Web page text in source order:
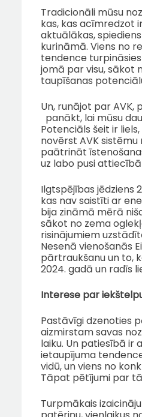
Tradicionāli mūsu
kas, kas acīmredzot
aktuālākas,
kurināmā. Viens no
tendence
jomā par visu, sākot
taupīšanas
Un, runājot par
panākt, lai mūsu
Potenciāls šeit ir
novērst AVK
paātrināt
uz labo pusi
Ilgtspējības jēdziens
kas nav saistīti ar
bija zināmā mērā
sākot no zema
risinājumiem
Nesenā vienošanās
pārtraukšanu un to,
2024. gadā un radīs
Interese par
Pastāvīgi dzenoties
aizmirstam savas
laiku. Un patiesībā
ietaupījuma
vidū, un viens no
Tāpat pētījumi par
Turpmākais